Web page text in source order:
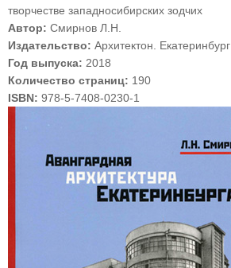
творчестве западносибирских зодчих
Автор: Смирнов Л.Н.
Издательство: Архитектон. Екатеринбург
Год выпуска: 2018
Количество страниц: 190
ISBN: 978-5-7408-0230-1